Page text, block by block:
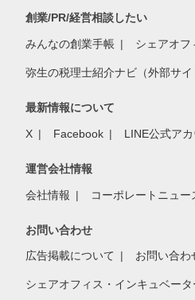
創業/PR/経営相談したい
みんなの創業手帳 シェアオフ
弥生の税理士紹介ナビ（外部サイ
最新情報について
X Facebook LINE公式アカ
運営会社情報
会社情報 コーポレートニュー
お問い合わせ
広告掲載について お問い合わ
シェアオフィス・インキュベー